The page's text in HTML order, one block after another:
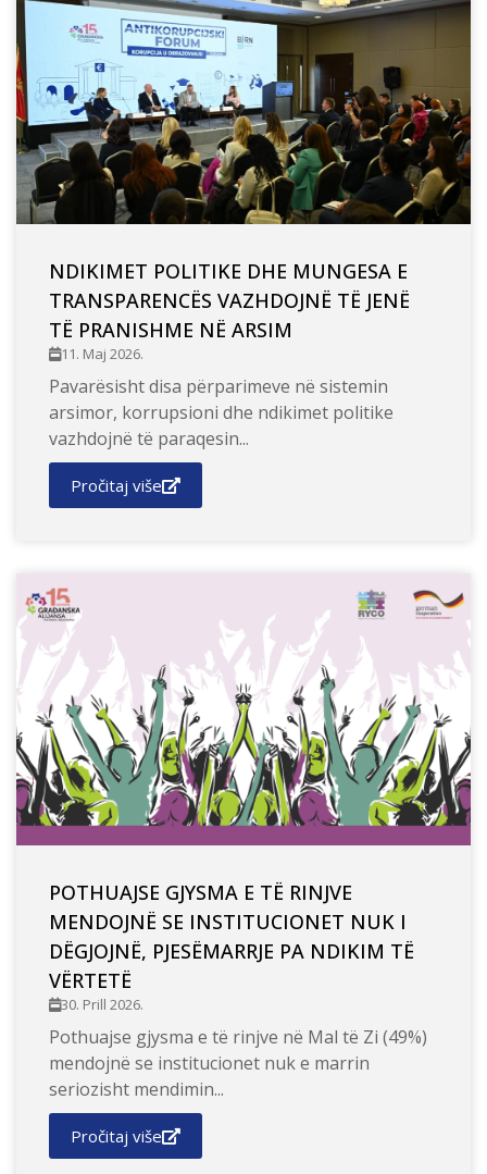
NDIKIMET POLITIKE DHE MUNGESA E
TRANSPARENCËS VAZHDOJNË TË JENË
TË PRANISHME NË ARSIM
11. Maj 2026.
Pavarësisht disa përparimeve në sistemin
arsimor, korrupsioni dhe ndikimet politike
vazhdojnë të paraqesin...
Pročitaj više
POTHUAJSE GJYSMA E TË RINJVE
MENDOJNË SE INSTITUCIONET NUK I
DËGJOJNË, PJESËMARRJE PA NDIKIM TË
VËRTETË
30. Prill 2026.
Pothuajse gjysma e të rinjve në Mal të Zi (49%)
mendojnë se institucionet nuk e marrin
seriozisht mendimin...
Pročitaj više